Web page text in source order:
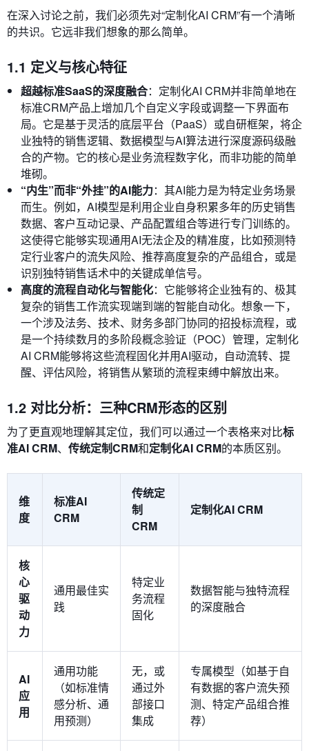
在深入讨论之前，我们必须先对“定制化AI CRM”有一个清晰
的共识。它远非我们想象的那么简单。
1.1 定义与核心特征
超越标准SaaS的深度融合：定制化AI CRM并非简单地在
标准CRM产品上增加几个自定义字段或调整一下界面布
局。它是基于灵活的底层平台（PaaS）或自研框架，将企
业独特的销售逻辑、数据模型与AI算法进行深度源码级融
合的产物。它的核心是业务流程数字化，而非功能的简单
堆砌。
“内生”而非“外挂”的AI能力：其AI能力是为特定业务场景
而生。例如，AI模型是利用企业自身积累多年的历史销售
数据、客户互动记录、产品配置组合等进行专门训练的。
这使得它能够实现通用AI无法企及的精准度，比如预测特
定行业客户的流失风险、推荐高度复杂的产品组合，或是
识别独特销售话术中的关键成单信号。
高度的流程自动化与智能化：它能够将企业独有的、极其
复杂的销售工作流实现端到端的智能自动化。想象一下，
一个涉及法务、技术、财务多部门协同的招投标流程，或
是一个持续数月的多阶段概念验证（POC）管理，定制化
AI CRM能够将这些流程固化并用AI驱动，自动流转、提
醒、评估风险，将销售从繁琐的流程束缚中解放出来。
1.2 对比分析：三种CRM形态的区别
为了更直观地理解其定位，我们可以通过一个表格来对比标
准AI CRM、 传统定制CRM和定制化AI CRM的本质区别。
维
度
标准AI
CRM
传统定
制
CRM
定制化AI CRM
核
心
驱
动
力
通用最佳实
践
特定业
务流程
固化
数据智能与独特流程
的深度融合
AI
应
用
通用功能
（如标准情
感分析、通
用预测）
无，或
通过外
部接口
集成
专属模型（如基于自
有数据的客户流失预
测、特定产品组合推
荐）